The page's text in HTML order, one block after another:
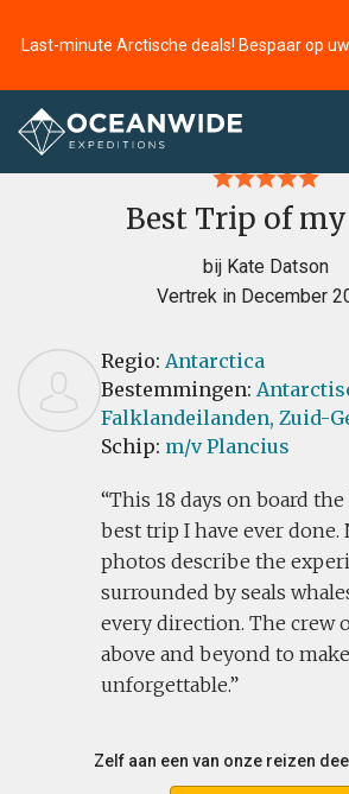
Last-minute Arctische deals! Bespaar op
Home
Best Trip of
bij Kate Datson
Vertrek in December
Regio: Antarctica
Bestemmingen:
Falklandeilanden, Zuid-
Schip: m/v Plancius
This 18 days on board
best trip I have ever done.
photos describe the
surrounded by seals
every direction. The crew
above and beyond to
unforgettable.
Zelf aan een van onze reizen